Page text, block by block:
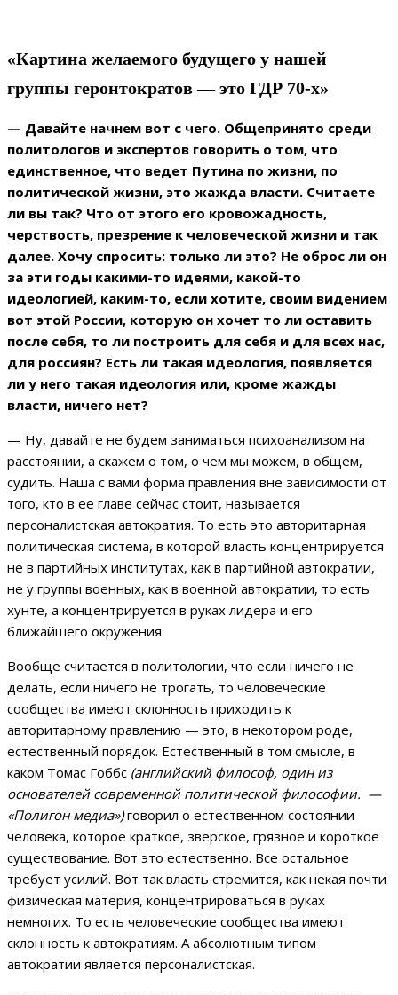
«Картина желаемого будущего у нашей
группы геронтократов — это ГДР 70-х»
— Давайте начнем вот с чего. Общепринято среди
политологов и экспертов говорить о том, что
единственное, что ведет Путина по жизни, по
политической жизни, это жажда власти. Считаете
ли вы так? Что от этого его кровожадность,
черствость, презрение к человеческой жизни и так
далее. Хочу спросить: только ли это? Не оброс ли он
за эти годы какими-то идеями, какой-то
идеологией, каким-то, если хотите, своим видением
вот этой России, которую он хочет то ли оставить
после себя, то ли построить для себя и для всех нас,
для россиян? Есть ли такая идеология, появляется
ли у него такая идеология или, кроме жажды
власти, ничего нет?
— Ну, давайте не будем заниматься психоанализом на
расстоянии, а скажем о том, о чем мы можем, в общем,
судить. Наша с вами форма правления вне зависимости от
того, кто в ее главе сейчас стоит, называется
персоналистская автократия. То есть это авторитарная
политическая система, в которой власть концентрируется
не в партийных институтах, как в партийной автократии,
не у группы военных, как в военной автократии, то есть
хунте, а концентрируется в руках лидера и его
ближайшего окружения.
Вообще считается в политологии, что если ничего не
делать, если ничего не трогать, то человеческие
сообщества имеют склонность приходить к
авторитарному правлению — это, в некотором роде,
естественный порядок. Естественный в том смысле, в
каком Томас Гоббс (английский философ, один из
основателей современной политической философии. —
«Полигон медиа»)говорил о естественном состоянии
человека, которое краткое, зверское, грязное и короткое
существование. Вот это естественно. Все остальное
требует усилий. Вот так власть стремится, как некая почти
физическая материя, концентрироваться в руках
немногих. То есть человеческие сообщества имеют
склонность к автократиям. А абсолютным типом
автократии является персоналистская.